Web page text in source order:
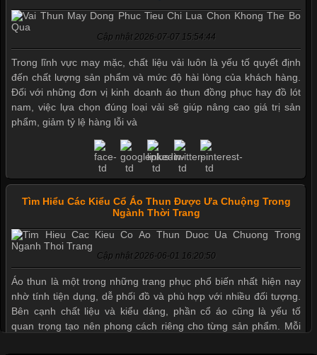
Cập nhật 2026-07-07 15:54:44
Trong lĩnh vực may mặc, chất liệu vải luôn là yếu tố quyết định
đến chất lượng sản phẩm và mức độ hài lòng của khách hàng.
Đối với những đơn vị kinh doanh áo thun đồng phục hay đồ lót
nam, việc lựa chọn đúng loại vải sẽ giúp nâng cao giá trị sản
phẩm, giảm tỷ lệ hàng lỗi và
Tìm Hiểu Các Kiểu Cổ Áo Thun Được Ưa Chuộng Trong
Ngành Thời Trang
Cập nhật 2026-06-01 16:20:50
Áo thun là một trong những trang phục phổ biến nhất hiện nay
nhờ tính tiện dụng, dễ phối đồ và phù hợp với nhiều đối tượng.
Bên cạnh chất liệu và kiểu dáng, phần cổ áo cũng là yếu tố
quan trọng tạo nên phong cách riêng cho từng sản phẩm. Mỗi
Mẫu quần short quần lót nam nữ hè thu 2017
Thị hiều quần lót nam bơi lội nam và nữ 2017